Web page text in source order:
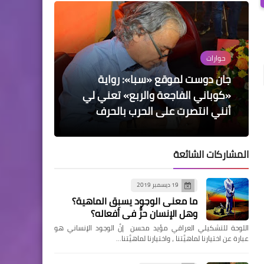
حوارات
جان دوست لموقع «سبا»: رواية
«كوباني الفاجعة والربع» تعني لي
أنني انتصرت على الحرب بالحرف
دراسات
في مفهوم الحبّ
سلايدر رئيسي
حضور ميتافيزيقا «اسبينوزا» في
فيزياء «أينشتاين»
سلايدر رئيسي
مقام الجسد والدم
سلايدر رئيسي
سليم بركات الابتعاد بمسافات ضوئية
عن المعتاد
المشاركات الشائعة
19 ديسمبر 2019
ما معنى الوجود يسبِق الماهية؟
وهل الإنسان حرٌّ في أفعاله؟
اللوحة للتشكيلي العراقي مؤيد محسن إنَّ الوجود الإنساني هو
عبارة عن اختيارنا لماهيَّتنا ، واختيارنا لماهيَّتنا…